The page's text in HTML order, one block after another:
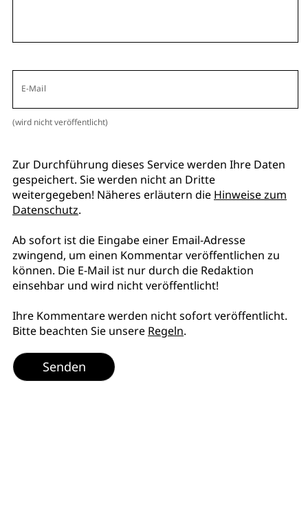
E-Mail
(wird nicht veröffentlicht)
Zur Durchführung dieses Service werden Ihre Daten
gespeichert. Sie werden nicht an Dritte
weitergegeben! Näheres erläutern die Hinweise zum
Datenschutz.
Ab sofort ist die Eingabe einer Email-Adresse
zwingend, um einen Kommentar veröffentlichen zu
können. Die E-Mail ist nur durch die Redaktion
einsehbar und wird nicht veröffentlicht!
Ihre Kommentare werden nicht sofort veröffentlicht.
Bitte beachten Sie unsere Regeln.
Senden